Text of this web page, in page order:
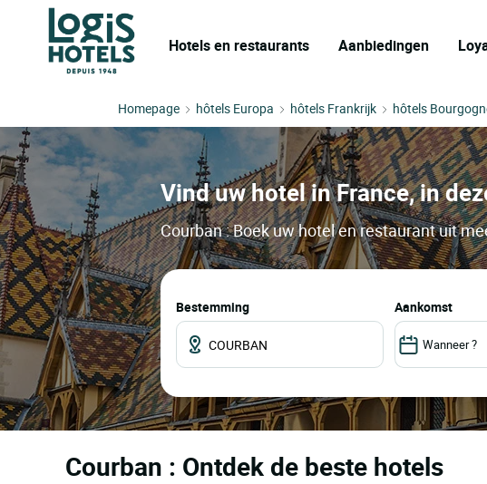
Hotels en restaurants Aanbiedingen
Homepage hôtels Europa hôtels Frankrijk hôtels
Vind uw hotel in France, in
Courban : Boek uw hotel en restaurant uit
Bestemming aankomst
Courban : Ontdek de beste hotels